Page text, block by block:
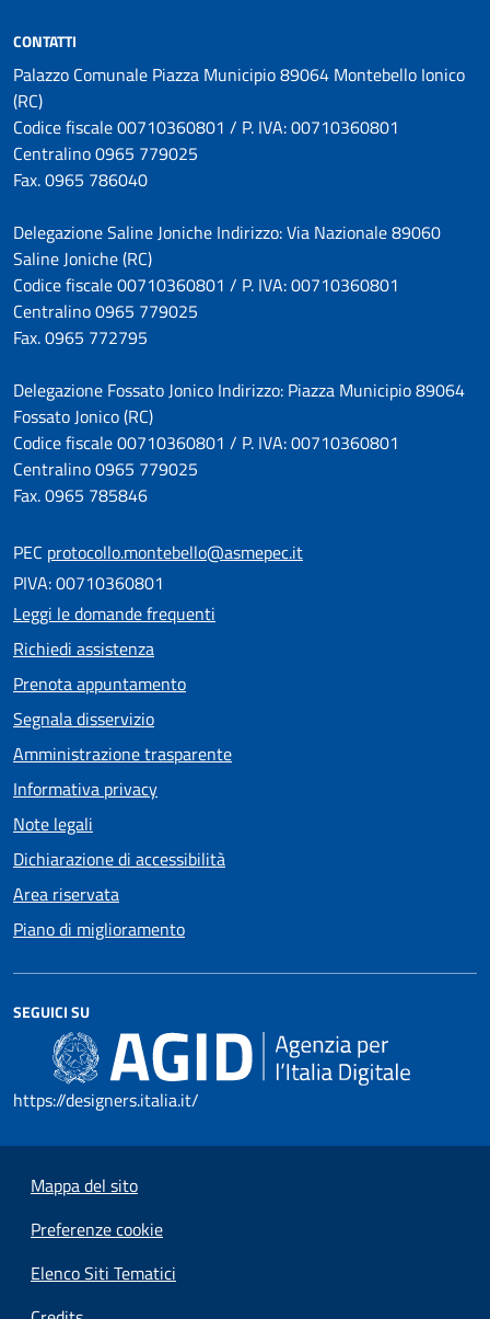
CONTATTI
Palazzo Comunale Piazza Municipio 89064 Montebello Ionico
(RC)
Codice fiscale 00710360801 / P. IVA: 00710360801
Centralino 0965 779025
Fax. 0965 786040
Delegazione Saline Joniche Indirizzo: Via Nazionale 89060
Saline Joniche (RC)
Codice fiscale 00710360801 / P. IVA: 00710360801
Centralino 0965 779025
Fax. 0965 772795
Delegazione Fossato Jonico Indirizzo: Piazza Municipio 89064
Fossato Jonico (RC)
Codice fiscale 00710360801 / P. IVA: 00710360801
Centralino 0965 779025
Fax. 0965 785846
PEC protocollo.montebello@asmepec.it
PIVA: 00710360801
Leggi le domande frequenti
Richiedi assistenza
Prenota appuntamento
Segnala disservizio
Amministrazione trasparente
Informativa privacy
Note legali
Dichiarazione di accessibilità
Area riservata
Piano di miglioramento
SEGUICI SU
https://designers.italia.it/
Mappa del sito
Preferenze cookie
Elenco Siti Tematici